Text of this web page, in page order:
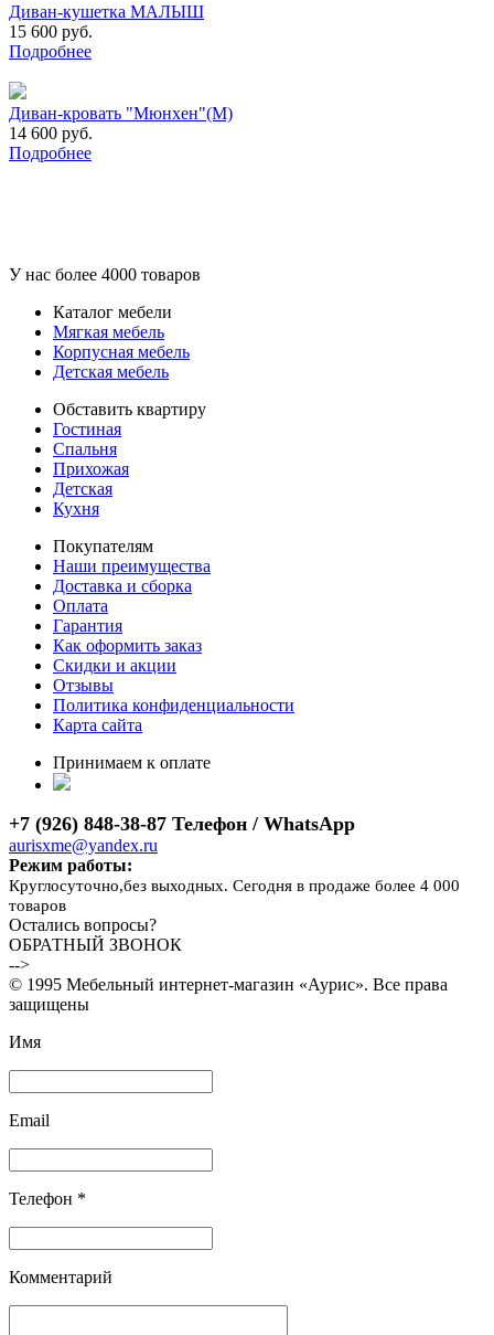
Диван-кушетка МАЛЫШ
15 600 руб.
Подробнее
Диван-кровать "Мюнхен"(М)
14 600 руб.
Подробнее
У нас более 4000 товаров
Каталог мебели
Мягкая мебель
Корпусная мебель
Детская мебель
Обставить квартиру
Гостиная
Спальня
Прихожая
Детская
Кухня
Покупателям
Наши преимущества
Доставка и сборка
Оплата
Гарантия
Как оформить заказ
Скидки и акции
Отзывы
Политика конфиденциальности
Карта сайта
Принимаем к оплате
+7 (926) 848-38-87 Телефон / WhatsApp
aurisxme@yandex.ru
Режим работы:
Круглосуточно,без выходных. Сегодня в продаже более 4 000
товаров
Остались вопросы?
ОБРАТНЫЙ ЗВОНОК
-->
© 1995 Мебельный интернет-магазин «Аурис». Все права
защищены
Имя
Email
Телефон *
Комментарий